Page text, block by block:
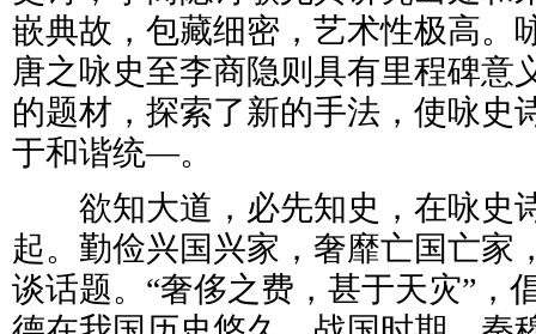
嵌典故，包藏细密，艺术性极高。
唐之咏史至李商隐则具有里程碑意
的题材，探索了新的手法，使咏史
于和谐统—。
欲知大道，必先知史，在咏史
起。勤俭兴国兴家，奢靡亡国亡家
谈话题。“奢侈之费，甚于天灾”，